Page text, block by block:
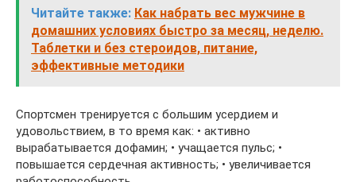
Читайте также: Как набрать вес мужчине в
домашних условиях быстро за месяц, неделю.
Таблетки и без стероидов, питание,
эффективные методики
Спортсмен тренируется с большим усердием и
удовольствием, в то время как: • активно
вырабатывается дофамин; • учащается пульс; •
повышается сердечная активность; • увеличивается